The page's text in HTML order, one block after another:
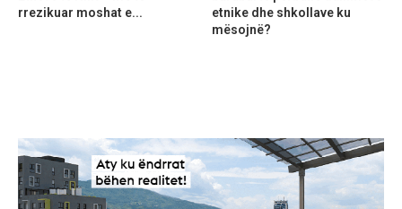
rrezikuar moshat e...
etnike dhe shkollave ku
mësojnë?